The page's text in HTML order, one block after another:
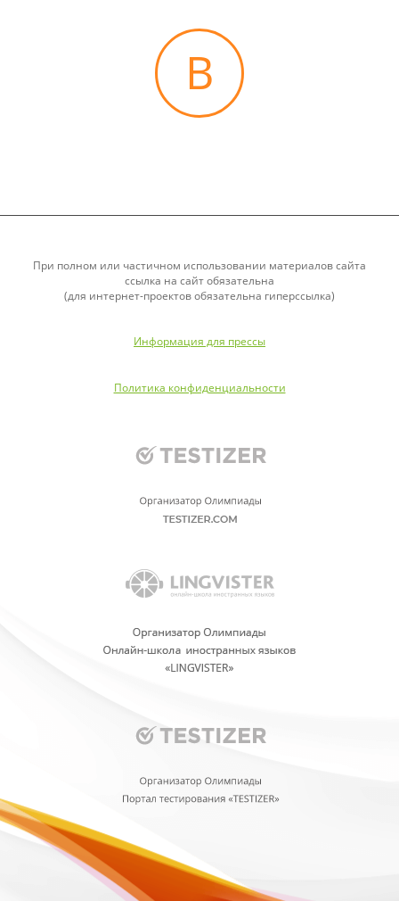
В
При полном или частичном использовании материалов сайта
ссылка на сайт обязательна
(для интернет-проектов обязательна гиперссылка)
Информация для прессы
Политика конфиденциальности